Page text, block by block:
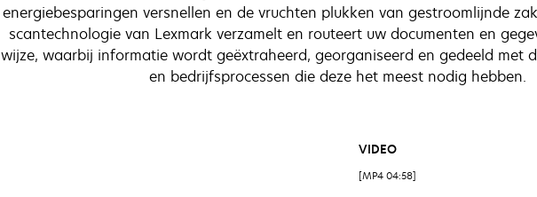
energiebesparingen versnellen en de vruchten plukken van gestroomlijnde
scantechnologie van Lexmark verzamelt en routeert uw documenten en
wijze, waarbij informatie wordt geëxtraheerd, georganiseerd en gedeeld met
en bedrijfsprocessen die deze het meest nodig hebben.
VIDEO
MP4 04:58